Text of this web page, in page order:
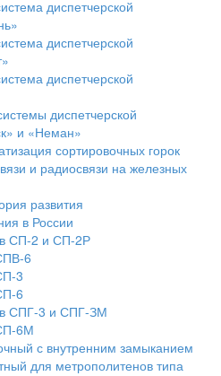
диспетчерской
диспетчерской
диспетчерской
диспетчерской
и «Неман»
сортировочных горок
и радиосвязи на железных
развития
в России
СП-2 и СП-2Р
6
3
6
СПГ-3 и СПГ-ЗМ
6М
с внутренним замыканием
для метрополитенов типа